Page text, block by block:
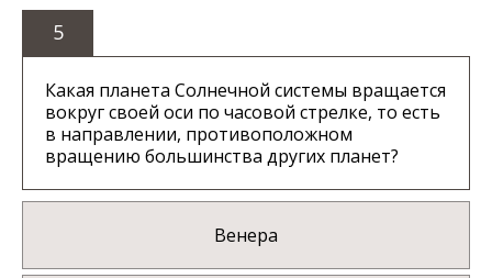
5
Какая планета Солнечной системы вращается
вокруг своей оси по часовой стрелке, то есть
в направлении, противоположном
вращению большинства других планет?
Венера